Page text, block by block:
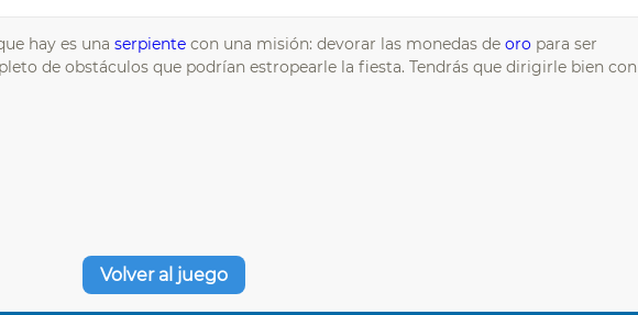
hay es una serpiente con una misión: devorar las monedas de oro para ser
de obstáculos que podrían estropearle la fiesta. Tendrás que dirigirle bien con
Volver al juego